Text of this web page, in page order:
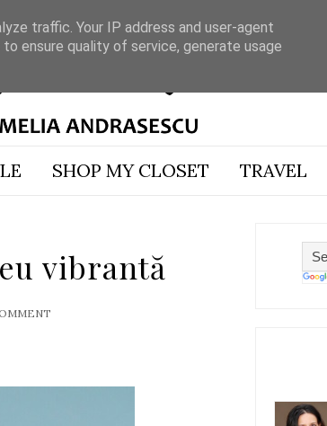
SHOP MY CLOSET TRAVEL
vibrantă
traffic. Your IP address and user-agent
ensure quality of service, generate usage